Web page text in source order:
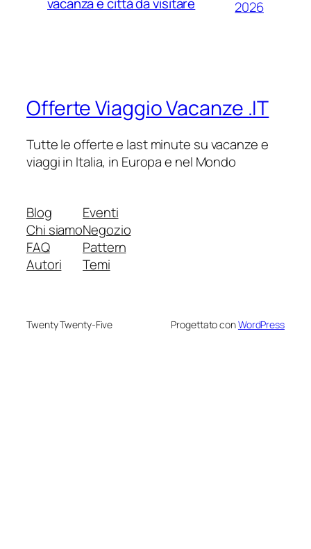
2026
Offerte Viaggio Vacanze .IT
Tutte le offerte e last minute su vacanze e
viaggi in Italia, in Europa e nel Mondo
Blog
Chi siamo
FAQ
Autori
Eventi
Negozio
Pattern
Temi
Twenty Twenty-Five Progettato conWordPress